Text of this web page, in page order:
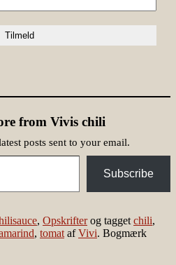
from Vivis chili
posts sent to your email.
Subscribe
, Opskrifterog tagget chili,
, tomat afVivi. Bogmærk